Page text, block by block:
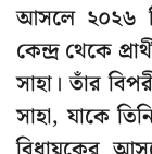
আসলে ২০২৬
কেন্দ্র থেকে
সাহা। তাঁর
সাহা, যাকে